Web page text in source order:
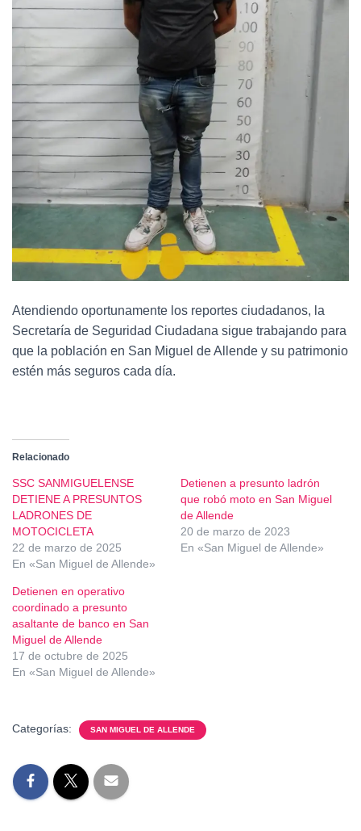
Atendiendo oportunamente los reportes ciudadanos, la
Secretaría de Seguridad Ciudadana sigue trabajando para
que la población en San Miguel de Allende y su patrimonio
estén más seguros cada día.
Relacionado
SSC SANMIGUELENSE
DETIENE A PRESUNTOS
LADRONES DE
MOTOCICLETA
22 de marzo de 2025
En «San Miguel de Allende»
Detienen a presunto ladrón
que robó moto en San Miguel
de Allende
20 de marzo de 2023
En «San Miguel de Allende»
Detienen en operativo
coordinado a presunto
asaltante de banco en San
Miguel de Allende
17 de octubre de 2025
En «San Miguel de Allende»
Categorías: SAN MIGUEL DE ALLENDE